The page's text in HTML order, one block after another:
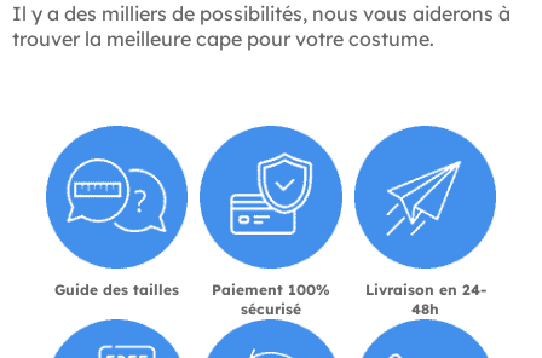
Il y a des milliers de possibilités, nous vous aiderons à
trouver la meilleure cape pour votre costume.
Guide des tailles
Paiement 100%
sécurisé
Livraison en 24-
48h